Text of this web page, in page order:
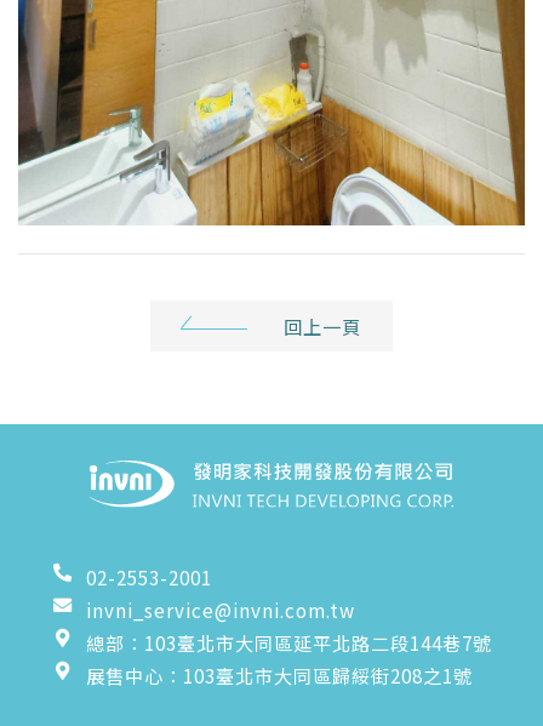
回上一頁
02-2553-2001
invni_service@invni.com.tw
總部：103臺北市大同區延平北路二段144巷7號
展售中心：103臺北市大同區歸綏街208之1號